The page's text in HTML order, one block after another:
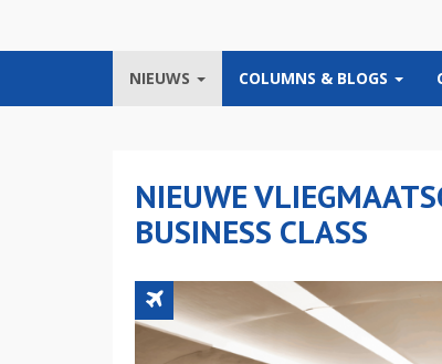
NIEUWS COLUMNS & BLOGS
NIEUWE
BUSINESS CLASS